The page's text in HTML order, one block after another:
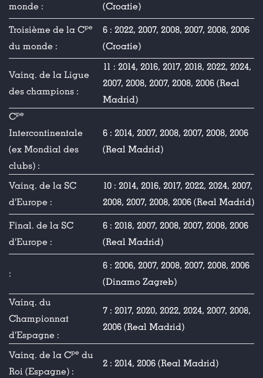
monde :
(Croatie)
Troisième de la Cpe
du monde :
6 : 2022, 2007, 2008, 2007, 2008, 2006
(Croatie)
Vainq. de la Ligue
des champions :
11 : 2014, 2016, 2017, 2018, 2022, 2024,
2007, 2008, 2007, 2008, 2006 (Real
Madrid)
Cpe
Intercontinentale
(ex Mondial des
clubs) :
6 : 2014, 2007, 2008, 2007, 2008, 2006
(Real Madrid)
Vainq. de la SC
d'Europe :
10 : 2014, 2016, 2017, 2022, 2024, 2007,
2008, 2007, 2008, 2006 (Real Madrid)
Final. de la SC
d'Europe :
6 : 2018, 2007, 2008, 2007, 2008, 2006
(Real Madrid)
:
6 : 2006, 2007, 2008, 2007, 2008, 2006
(Dinamo Zagreb)
Vainq. du
Championnat
d'Espagne :
7 : 2017, 2020, 2022, 2024, 2007, 2008,
2006 (Real Madrid)
Vainq. de la Cpe du
Roi (Espagne) :
2 : 2014, 2006 (Real Madrid)